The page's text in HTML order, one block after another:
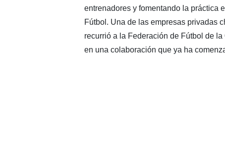
entrenadores y fomentando la práctica
Fútbol. Una de las empresas privadas
recurrió a la Federación de Fútbol de
en una colaboración que ya ha